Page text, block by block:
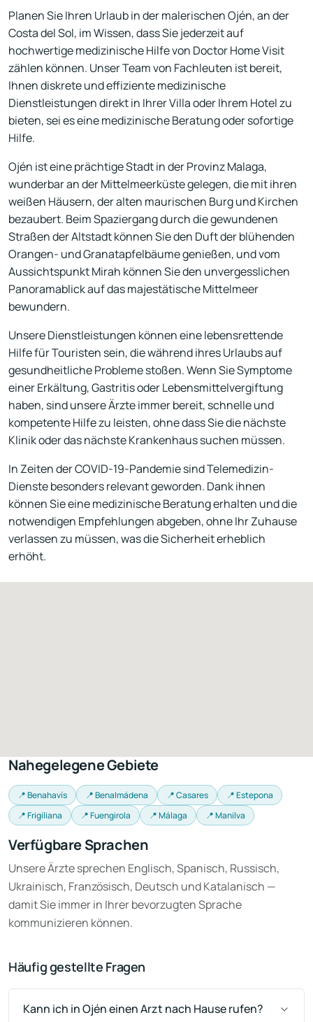
Planen Sie Ihren Urlaub in der malerischen Ojén, an der
Costa del Sol, im Wissen, dass Sie jederzeit auf
hochwertige medizinische Hilfe von Doctor Home Visit
zählen können. Unser Team von Fachleuten ist bereit,
Ihnen diskrete und effiziente medizinische
Dienstleistungen direkt in Ihrer Villa oder Ihrem Hotel zu
bieten, sei es eine medizinische Beratung oder sofortige
Hilfe.
Ojén ist eine prächtige Stadt in der Provinz Malaga,
wunderbar an der Mittelmeerküste gelegen, die mit ihren
weißen Häusern, der alten maurischen Burg und Kirchen
bezaubert. Beim Spaziergang durch die gewundenen
Straßen der Altstadt können Sie den Duft der blühenden
Orangen- und Granatapfelbäume genießen, und vom
Aussichtspunkt Mirah können Sie den unvergesslichen
Panoramablick auf das majestätische Mittelmeer
bewundern.
Unsere Dienstleistungen können eine lebensrettende
Hilfe für Touristen sein, die während ihres Urlaubs auf
gesundheitliche Probleme stoßen. Wenn Sie Symptome
einer Erkältung, Gastritis oder Lebensmittelvergiftung
haben, sind unsere Ärzte immer bereit, schnelle und
kompetente Hilfe zu leisten, ohne dass Sie die nächste
Klinik oder das nächste Krankenhaus suchen müssen.
In Zeiten der COVID-19-Pandemie sind Telemedizin-
Dienste besonders relevant geworden. Dank ihnen
können Sie eine medizinische Beratung erhalten und die
notwendigen Empfehlungen abgeben, ohne Ihr Zuhause
verlassen zu müssen, was die Sicherheit erheblich
erhöht.
Nahegelegene Gebiete
📍 Benahavís 📍 Benalmádena 📍 Casares
📍 Estepona
📍 Frigiliana
📍 Fuengirola 📍 Málaga 📍 Manilva
Verfügbare Sprachen
Unsere Ärzte sprechen Englisch, Spanisch, Russisch,
Ukrainisch, Französisch, Deutsch und Katalanisch —
damit Sie immer in Ihrer bevorzugten Sprache
kommunizieren können.
Häufig gestellte Fragen
Kann ich in Ojén einen Arzt nach Hause rufen?